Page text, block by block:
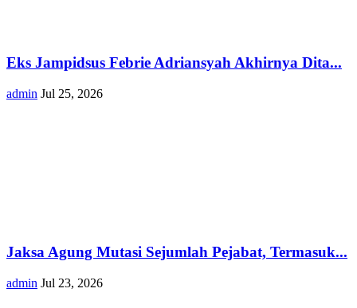
Eks Jampidsus Febrie Adriansyah Akhirnya Dita...
admin Jul 25, 2026
Jaksa Agung Mutasi Sejumlah Pejabat, Termasuk...
admin Jul 23, 2026